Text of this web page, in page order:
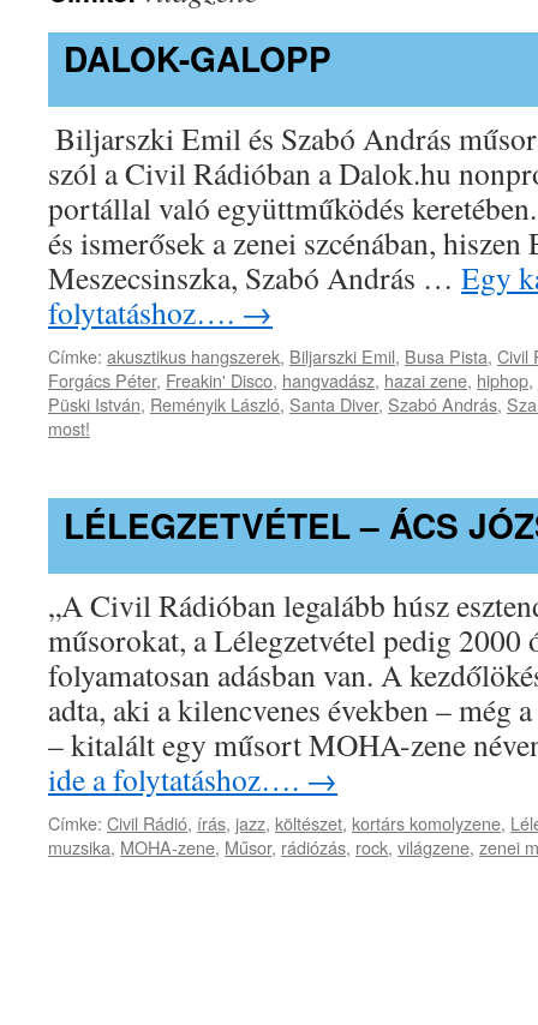
DALOK-GALOPP
Biljarszki Emil és Szabó András
szól a Civil Rádióban a Dalok.hu
portállal való együttműködés
és ismerősek a zenei szcénában,
Meszecsinszka, Szabó András … Egy
folytatáshoz…. →
Címke: akusztikus hangszerek, Biljarszki Emil, Busa Pista, Civil
Forgács Péter, Freakin' Disco, hangvadász, hazai zene, hiphop,
Püski István, Reményik László, Santa Diver, Szabó András,
most!
LÉLEGZETVÉTEL – ÁCS
„A Civil Rádióban legalább húsz
műsorokat, a Lélegzetvétel pedig 2000
folyamatosan adásban van. A
adta, aki a kilencvenes években – még
– kitalált egy műsort MOHA-zene
ide a folytatáshoz…. →
Címke: Civil Rádió, írás, jazz, költészet, kortárs komolyzene,
muzsika, MOHA-zene, Műsor, rádiózás, rock, világzene, zenei